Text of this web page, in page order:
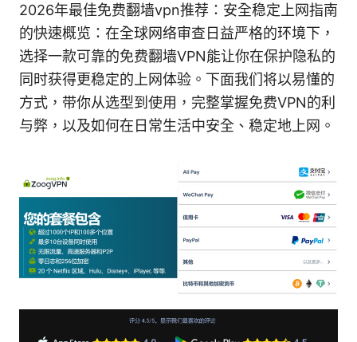
2026年最佳免费翻墙vpn推荐：安全稳定上网指南
的快速概览：在全球网络审查日益严格的环境下，
选择一款可靠的免费翻墙VPN能让你在保护隐私的
同时获得更稳定的上网体验。下面我们将以易懂的
方式，带你从选型到使用，完整掌握免费VPN的利
与弊，以及如何在日常生活中安全、稳定地上网。